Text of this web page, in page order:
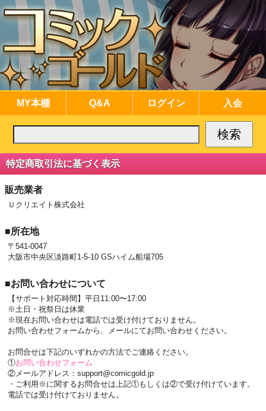
MY本棚 Q&A ログイン 入会
特定商取引法に基づく表示
販売業者
Ｕクリエイト株式会社
■所在地
〒541-0047
大阪市中央区淡路町1-5-10 GSハイム船場705
■お問い合わせについて
【サポート対応時間】平日11:00〜17:00
※土日・祝祭日は休業
※現在お問い合わせは電話では受け付けておりません。
お問い合わせフォームから、メールにてお問い合わせください。
お問合せは下記のいずれかの方法でご連絡ください。
①お問い合わせフォーム
②メールアドレス：support@comicgold.jp
・ご利用※に関するお問合せは上記①もしくは②で受け付けています。
電話では受け付けておりません。